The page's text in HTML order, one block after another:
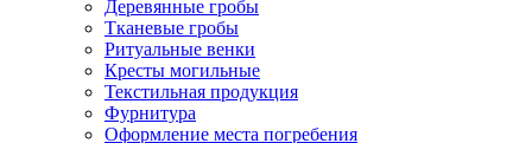
Деревянные гробы
Тканевые гробы
Ритуальные венки
Кресты могильные
Текстильная продукция
Фурнитура
Оформление места погребения